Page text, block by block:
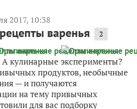
2017, 10:38
варенья 2
кулинарные эксперименты?
продуктов, необычные
— и получаются
на тему привычных
для вас подборку